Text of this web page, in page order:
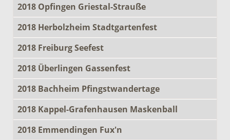
2018 Opfingen Griestal-Strauße
2018 Herbolzheim Stadtgartenfest
2018 Freiburg Seefest
2018 Überlingen Gassenfest
2018 Bachheim Pfingstwandertage
2018 Kappel-Grafenhausen Maskenball
2018 Emmendingen Fux'n